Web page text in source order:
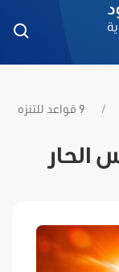
9 قواعد للتنزه